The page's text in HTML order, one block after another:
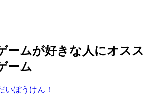
ームが好きな人にオスス
ーム